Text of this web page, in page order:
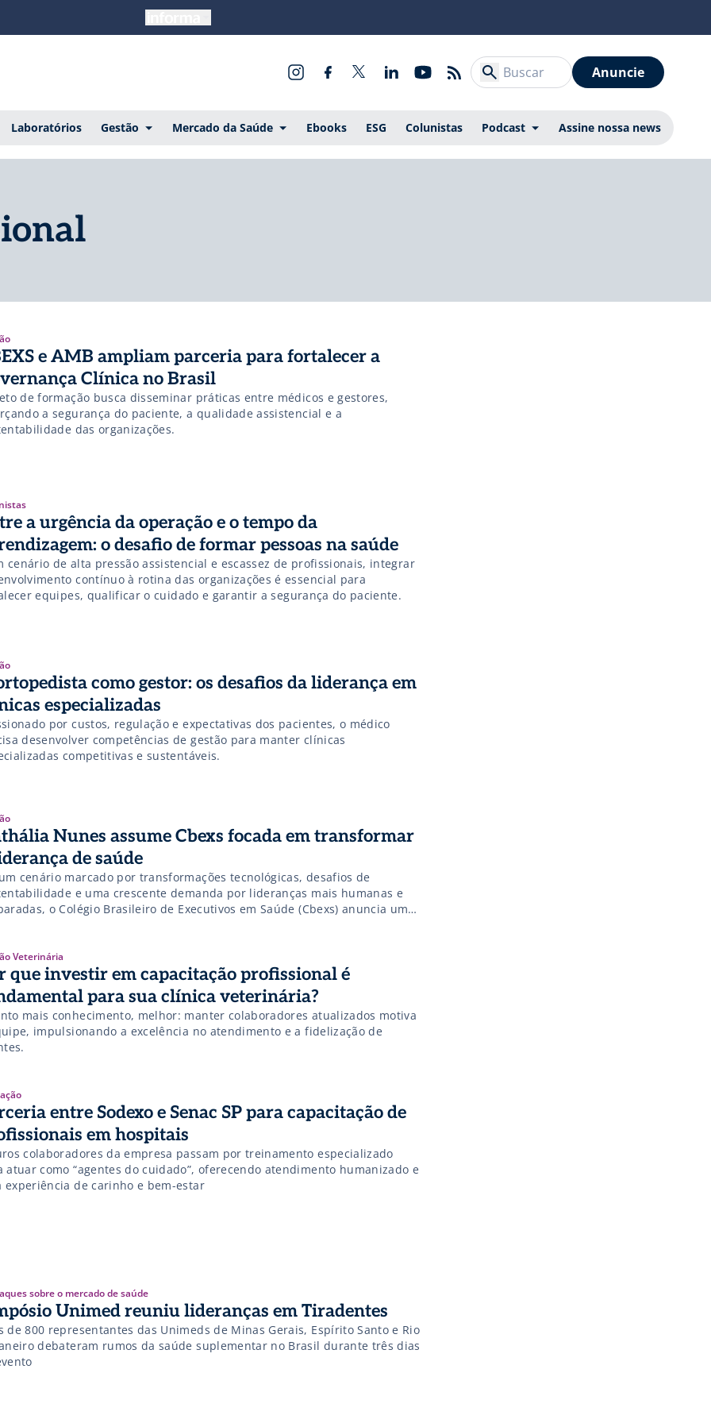
Anuncie
Laboratórios Gestão Mercado da Saúde Ebooks ESG Colunistas Podcast Assine nossa news
e AMB ampliam parceria para fortalecer a
Clínica no Brasil
de formação busca disseminar práticas entre médicos e gestores,
a segurança do paciente, a qualidade assistencial e a
das organizações.
a urgência da operação e o tempo da
o desafio de formar pessoas na saúde
cenário de alta pressão assistencial e escassez de profissionais, integrar
contínuo à rotina das organizações é essencial para
equipes, qualificar o cuidado e garantir a segurança do paciente.
como gestor: os desafios da liderança em
especializadas
por custos, regulação e expectativas dos pacientes, o médico
desenvolver competências de gestão para manter clínicas
competitivas e sustentáveis.
Nunes assume Cbexs focada em transformar
de saúde
cenário marcado por transformações tecnológicas, desafios de
e uma crescente demanda por lideranças mais humanas e
o Colégio Brasileiro de Executivos em Saúde (Cbexs) anuncia uma
etapa sob a liderança de Nathália Nunes, executiva com trajetória
à articulação de lideranças e fortalecimento de ecossistemas
Com formação executiva pela […]
Veterinária
que investir em capacitação profissional é
para sua clínica veterinária?
mais conhecimento, melhor: manter colaboradores atualizados motiva
impulsionando a excelência no atendimento e a fidelização de
entre Sodexo e Senac SP para capacitação de
em hospitais
colaboradores da empresa passam por treinamento especializado
atuar como “agentes do cuidado”, oferecendo atendimento humanizado e
experiência de carinho e bem-estar
sobre o mercado de saúde
Unimed reuniu lideranças em Tiradentes
de 800 representantes das Unimeds de Minas Gerais, Espírito Santo e Rio
debateram rumos da saúde suplementar no Brasil durante três dias